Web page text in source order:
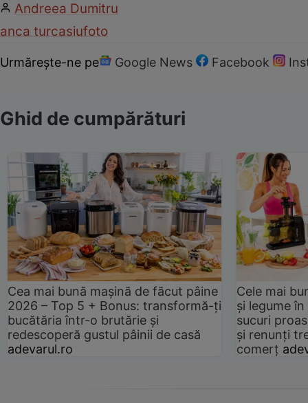
Andreea Dumitru
anca turcasiufoto
Urmărește-ne pe Google News Facebook
Ghid de cumpărături
Cea mai bună mașină de făcut pâine
2026 – Top 5 + Bonus: transformă-ți
bucătăria într-o brutărie și
redescoperă gustul pâinii de casă
adevarul.ro
Cele mai
și legume
sucuri
și renunți
comerț